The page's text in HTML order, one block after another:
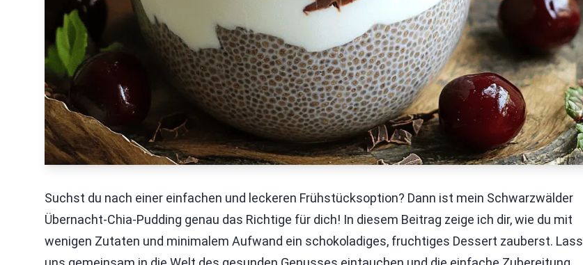
Suchst du nach einer einfachen und leckeren Frühstücksoption? Dann ist mein Schwarzwälder
Übernacht-Chia-Pudding genau das Richtige für dich! In diesem Beitrag zeige ich dir, wie du mit
wenigen Zutaten und minimalem Aufwand ein schokoladiges, fruchtiges Dessert zauberst. Lass